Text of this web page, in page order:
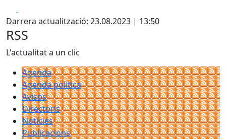
Darrera actualització: 23.08.2023 | 13:50
RSS
L'actualitat a un clic
Agenda
Agenda política
Avisos
Directoris
Notícies
Publicacions